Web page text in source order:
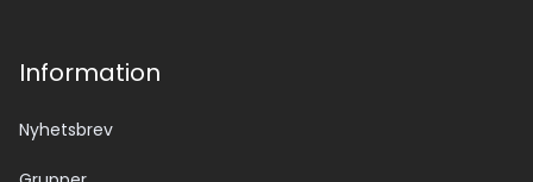
Information
Nyhetsbrev